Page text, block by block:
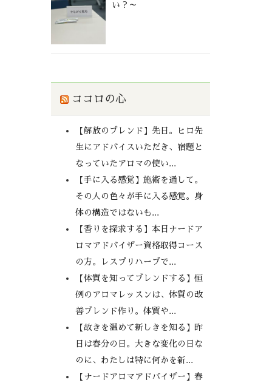
い？～
ココロの心
【解放のブレンド】先日。ヒロ先
生にアドバイスいただき、宿題と
なっていたアロマの使い...
【手に入る感覚】施術を通して。
その人の色々が手に入る感覚。身
体の構造ではないも...
【香りを探求する】本日ナードア
ロマアドバイザー資格取得コース
の方。レスプリハーブで...
【体質を知ってブレンドする】恒
例のアロマレッスンは、体質の改
善ブレンド作り。体質や...
【故きを温めて新しきを知る】昨
日は春分の日。大きな変化の日な
のに、わたしは特に何かを新...
【ナードアロマアドバイザー】春